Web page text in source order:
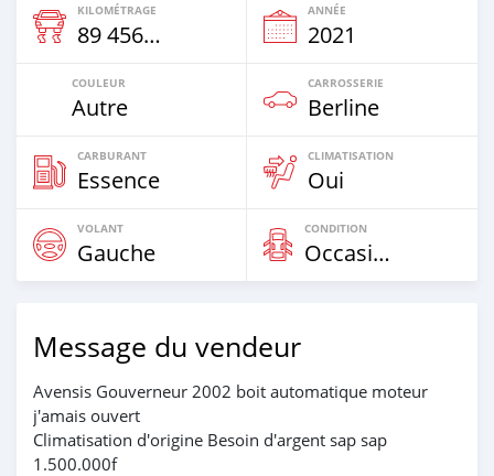
KILOMÉTRAGE
89 456 Km
ANNÉE
2021
COULEUR
Autre
CARROSSERIE
Berline
CARBURANT
Essence
CLIMATISATION
Oui
VOLANT
Gauche
CONDITION
Occasion
Message du vendeur
Avensis Gouverneur 2002 boit automatique moteur
j'amais ouvert
Climatisation d'origine Besoin d'argent sap sap
1.500.000f